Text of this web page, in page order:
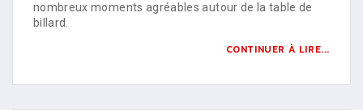
nombreux moments agréables autour de la table de
billard.
CONTINUER À LIRE...